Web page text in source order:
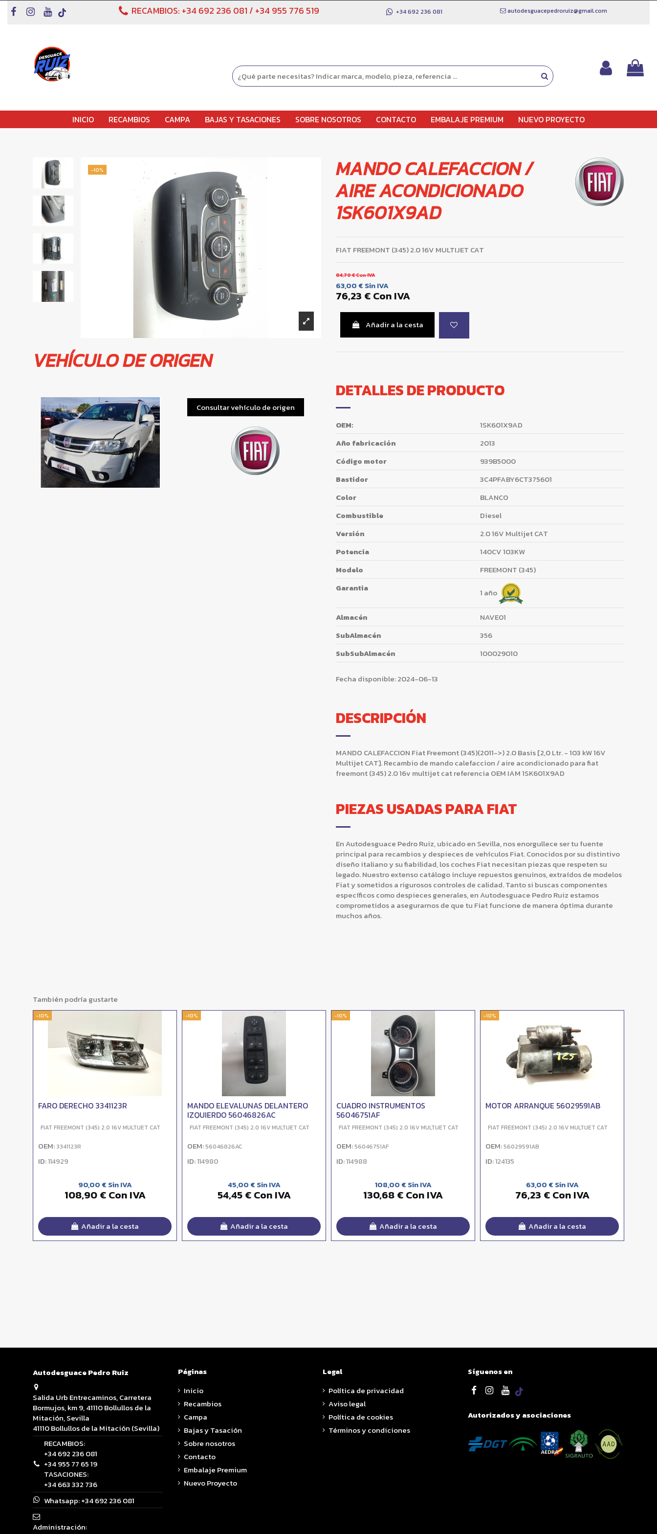
RECAMBIOS: +34 692 236 081 / +34 955 776 519 +34 692 236 081 autodesguacepedroruiz@gmail.com
INICIO RECAMBIOS CAMPA BAJAS Y TASACIONES SOBRE NOSOTROS CONTACTO EMBALAJE PREMIUM NUEVO PROYECTO
-10%
VEHÍCULO DE ORIGEN
Consultar vehículo de origen
MANDO CALEFACCION /
AIRE ACONDICIONADO
1SK601X9AD
FIAT FREEMONT (345) 2.0 16V MULTIJET CAT
84,70 €Con IVA
63,00 € Sin IVA
76,23 €Con IVA
Añadir a la cesta
DETALLES DE PRODUCTO
OEM:
1SK601X9AD
Año fabricación
2013
Código motor
939B5000
Bastidor
3C4PFABY6CT375601
Color
BLANCO
Combustible
Diesel
Versión
2.0 16V Multijet CAT
Potencia
140CV 103KW
Modelo
FREEMONT (345)
Garantia
1 año
Almacén
NAVE01
SubAlmacén
356
SubSubAlmacén
100029010
Fecha disponible:2024-06-13
DESCRIPCIÓN
MANDO CALEFACCION Fiat Freemont (345)(2011->) 2.0 Basis [2,0 Ltr. - 103 kW 16V
Multijet CAT]. Recambio de mando calefaccion / aire acondicionado para fiat
freemont (345) 2.0 16v multijet cat referencia OEM IAM 1SK601X9AD
PIEZAS USADAS PARA FIAT
En Autodesguace Pedro Ruiz, ubicado en Sevilla, nos enorgullece ser tu fuente
principal para recambios y despieces de vehículos Fiat. Conocidos por su distintivo
diseño italiano y su fiabilidad, los coches Fiat necesitan piezas que respeten su
legado. Nuestro extenso catálogo incluye repuestos genuinos, extraídos de modelos
Fiat y sometidos a rigurosos controles de calidad. Tanto si buscas componentes
específicos como despieces generales, en Autodesguace Pedro Ruiz estamos
comprometidos a asegurarnos de que tu Fiat funcione de manera óptima durante
muchos años.
También podría gustarte
-10%
FARO DERECHO 3341123R
FIAT FREEMONT (345) 2.0 16V MULTIJET CAT
OEM: 3341123R
ID:114929
90,00 € Sin IVA
108,90 € Con IVA
Añadir a la cesta
-10%
MANDO ELEVALUNAS DELANTERO
IZQUIERDO 56046826AC
FIAT FREEMONT (345) 2.0 16V MULTIJET CAT
OEM:56046826AC
ID:114980
45,00 € Sin IVA
54,45 € Con IVA
Añadir a la cesta
-10%
CUADRO INSTRUMENTOS
56046751AF
FIAT FREEMONT (345) 2.0 16V MULTIJET CAT
OEM:56046751AF
ID:114988
108,00 € Sin IVA
130,68 € Con IVA
Añadir a la cesta
-10%
MOTOR ARRANQUE 56029591AB
FIAT FREEMONT (345) 2.0 16V MULTIJET CAT
OEM:56029591AB
ID:124135
63,00 € Sin IVA
76,23 € Con IVA
Añadir a la cesta
Autodesguace Pedro Ruiz
Salida Urb Entrecaminos, Carretera
Bormujos, km 9, 41110 Bollullos de la
Mitación, Sevilla
41110 Bollullos de la Mitación (Sevilla)
RECAMBIOS:
+34 692 236 081
+34 955 77 65 19
TASACIONES:
+34 663 332 736
Whatsapp:+34 692 236 081
Administración:
Páginas
Inicio
Recambios
Campa
Bajas y Tasación
Sobre nosotros
Contacto
Embalaje Premium
Nuevo Proyecto
Legal
Política de privacidad
Aviso legal
Política de cookies
Términos y condiciones
Síguenos en
Autorizados y asociaciones